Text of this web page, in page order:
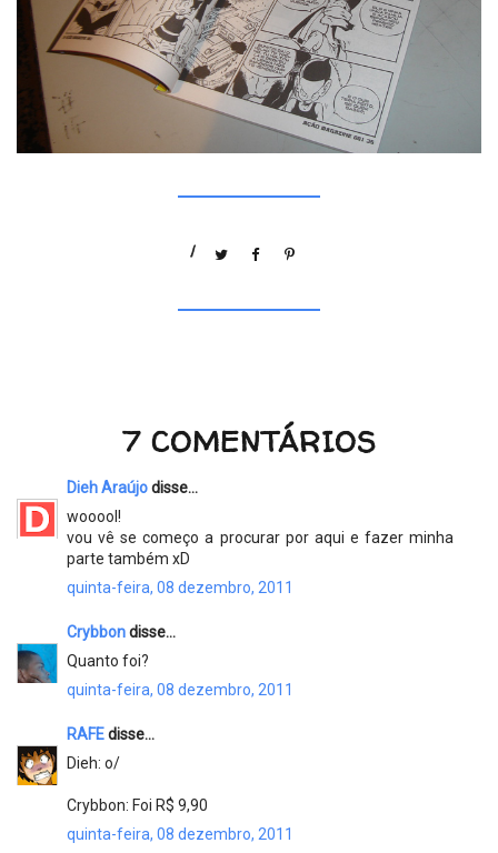
/
7 COMENTÁRIOS
Dieh Araújodisse...
wooool!
vou vê se começo a procurar por aqui e fazer minha
parte também xD
quinta-feira, 08 dezembro, 2011
Crybbondisse...
Quanto foi?
quinta-feira, 08 dezembro, 2011
RAFEdisse...
Dieh: o/
Crybbon: Foi R$ 9,90
quinta-feira, 08 dezembro, 2011